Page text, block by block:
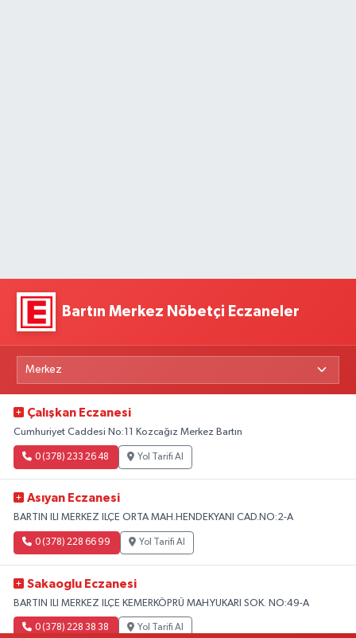
Bartın Merkez Nöbetçi Eczaneler
Çalışkan Eczanesi
Cumhuriyet Caddesi No:11 Kozcağız Merkez Bartın
0 (378) 233 26 48 Yol Tarifi Al
Asıyan Eczanesi
BARTIN ILI MERKEZ ILÇE ORTA MAH.HENDEKYANI CAD.NO:2-A
0 (378) 228 66 99 Yol Tarifi Al
Sakaoglu Eczanesi
BARTIN ILI MERKEZ ILÇE KEMERKÖPRÜ MAH.YUKARI SOK. NO:49-A
0 (378) 228 38 38 Yol Tarifi Al